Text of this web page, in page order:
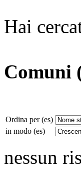
Hai
Comuni
Ordina per (es)
in modo (es)
nessun